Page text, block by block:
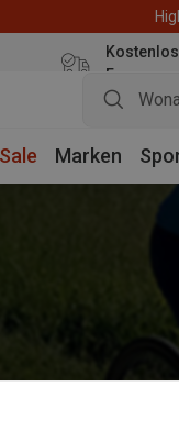
Euro
Sale Marken